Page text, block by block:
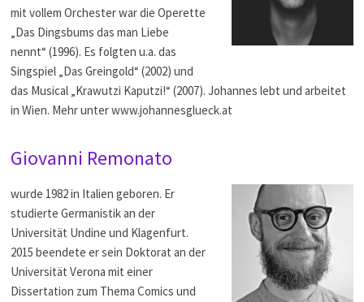
mit vollem Orchester war die Operette
„Das Dingsbums das man Liebe
nennt“ (1996). Es folgten u.a. das
Singspiel „Das Greingold“ (2002) und
das Musical „Krawutzi Kaputzi!“ (2007). Johannes lebt und arbeitet
in Wien. Mehr unter www.johannesglueck.at
Giovanni Remonato
wurde 1982 in Italien geboren. Er
studierte Germanistik an der
Universität Undine und Klagenfurt.
2015 beendete er sein Doktorat an der
Universität Verona mit einer
Dissertation zum Thema Comics und